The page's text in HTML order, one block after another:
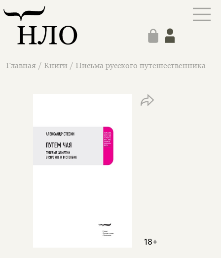
Главная / Книги / Письма русского путешественника
18+